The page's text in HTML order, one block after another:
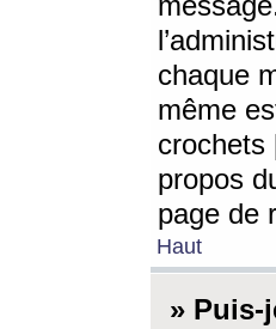
chaque
même
crochets
propos
page de
Haut
» Puis-